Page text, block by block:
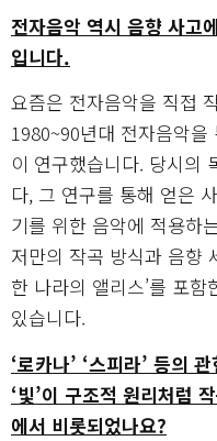
전자음악 역시 음향 사고
입니다.
요즘은 전자음악을 직접
1980~90년대 전자음악을
이 연구했습니다. 당시의
다, 그 연구를 통해 얻은
기를 위한 음악에 적용하
저만의 작곡 방식과 음향
한 나라의 앨리스’를 포
있습니다.
‘로카나’ ‘스피라’ 등의
‘빛’이 구조적 원리처럼
에서 비롯되었나요?